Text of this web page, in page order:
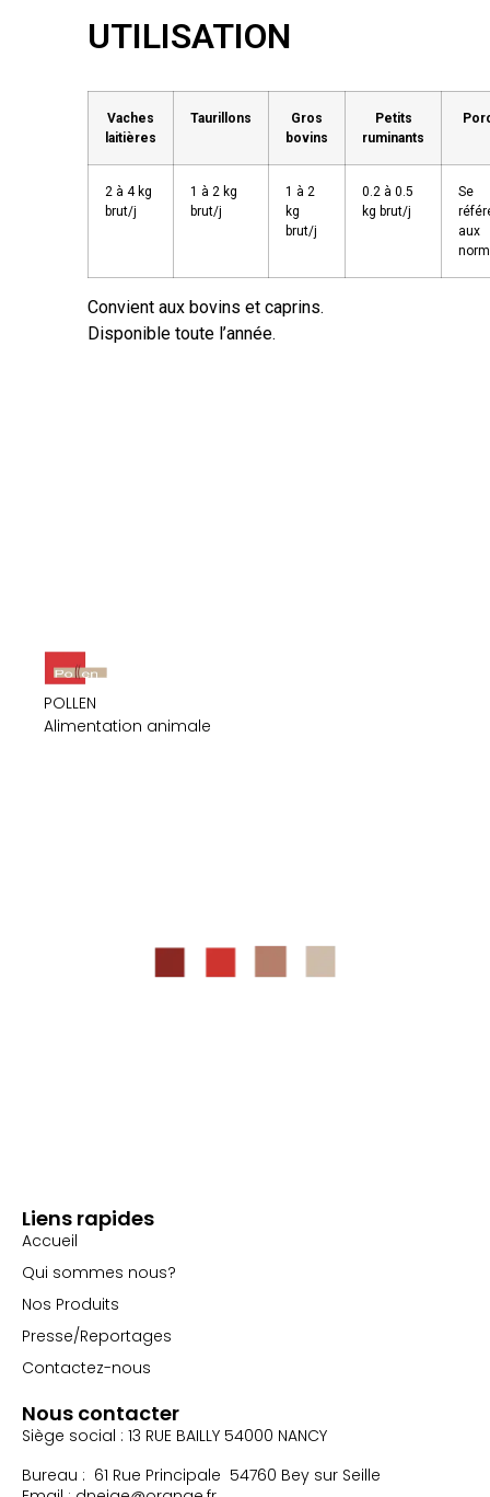
UTILISATION
Vaches
laitières
Taurillons
Gros
bovins
Petits
ruminants
2 à 4 kg
brut/j
1 à 2 kg
brut/j
1 à 2
kg
brut/j
0.2 à 0.5
kg brut/j
Se
aux
Convient aux bovins et caprins.
Disponible toute l’année.
POLLEN
Alimentation animale
Liens rapides
Accueil
Qui sommes nous?
Nos Produits
Presse/Reportages
Contactez-nous
Nous contacter
Siège social : 13 RUE BAILLY 54000 NANCY
Bureau : 61 Rue Principale 54760 Bey sur Seille